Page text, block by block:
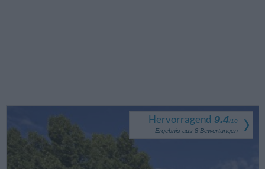
Hervorragend 9.4/10
Ergebnis aus 8 Bewertungen